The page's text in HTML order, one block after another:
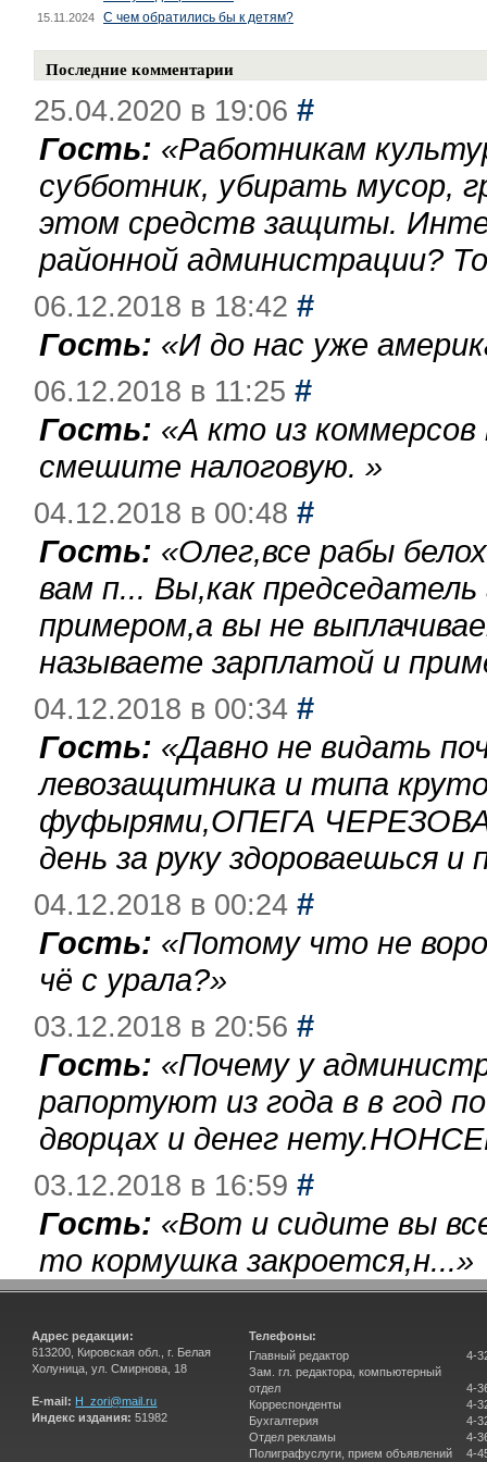
15.11.2024 С чем обратились бы к детям?
Последние комментарии
25.04.2020 в 19:06 #
Гость: «Работникам
субботник, убирать мусор,
этом средств защиты.
районной администрации?
06.12.2018 в 18:42 #
Гость: «И до нас уже
06.12.2018 в 11:25 #
Гость: «А кто из
смешите налоговую. »
04.12.2018 в 00:48 #
Гость: «Олег,все рабы
вам п... Вы,как
примером,а вы не
называете зарплатой и
04.12.2018 в 00:34 #
Гость: «Давно не видать
левозащитника и типа
фуфырями,ОПЕГА
день за руку здороваешься
04.12.2018 в 00:24 #
Гость: «Потому что не
чё с урала?»
03.12.2018 в 20:56 #
Гость: «Почему у
рапортуют из года в в год
дворцах и денег
03.12.2018 в 16:59 #
Гость: «Вот и сидите вы
то кормушка закроется,н...»
Адрес редакции:
613200, Кировская обл., г. Белая
Холуница, ул. Смирнова, 18
E-mail: H_zori@mail.ru
Индекс издания: 51982
Телефоны:
Главный редактор
Зам. гл. редактора, компьютерный
отдел
Корреспонденты
Бухгалтерия
Отдел рекламы
Полиграфуслуги, прием объявлений
4-
4-
4-
4-
4-
4-